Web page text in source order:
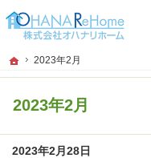
ホーム
2023年2月
2023年2月
プロの目線からご提案。神奈川
リフォームをお考えなら神奈川
2023年2月28日